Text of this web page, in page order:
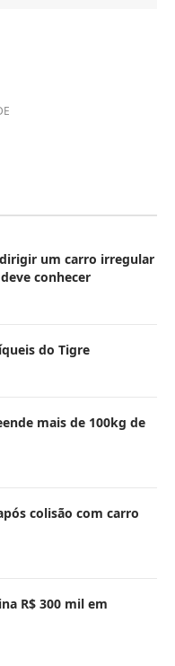
um carro irregular
conhecer
do Tigre
mais de 100kg de
colisão com carro
R$ 300 mil em